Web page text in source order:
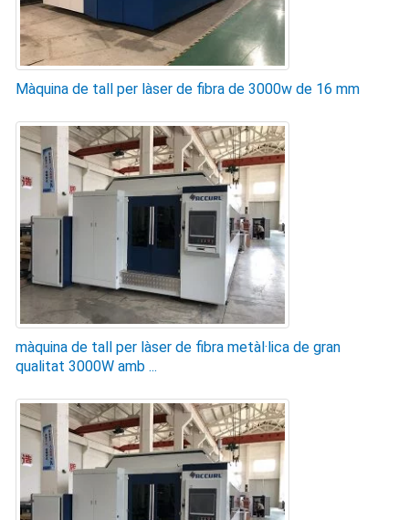
Màquina de tall per làser de fibra de 3000w de 16 mm
màquina de tall per làser de fibra metàl·lica de gran
qualitat 3000W amb ...